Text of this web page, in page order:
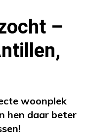
–
woonplek
hen daar beter